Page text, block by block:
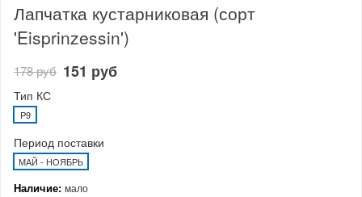
Лапчатка кустарниковая (сорт
'Eisprinzessin')
178 руб 151 руб
Тип КС
P9
Период поставки
МАЙ - НОЯБРЬ
Наличие: мало